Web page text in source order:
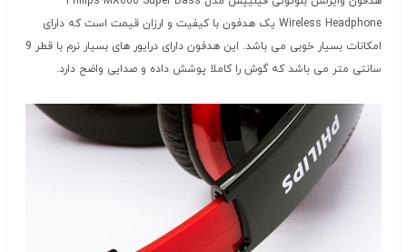
Wireless Headphone یک هدفون با کیفیت و ارزان قیمت است که دارای
امکانات بسیار خوبی می باشد. این هدفون دارای درایور های بسیار نرم با قطر 9
سانتی متر می باشد که گوش را کاملا پوشش داده و صدایی واضح دارد.